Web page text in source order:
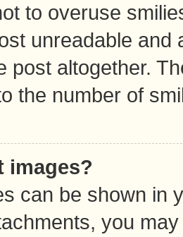
to overuse
unreadable and
post altogether.
the number of
images?
can be shown in
you